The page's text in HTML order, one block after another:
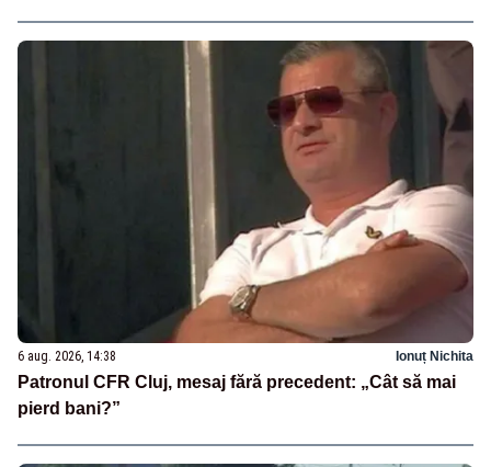
6 aug. 2026, 14:38 Ionuț Nichita
Patronul CFR Cluj, mesaj fără precedent: „Cât să mai
pierd bani?”